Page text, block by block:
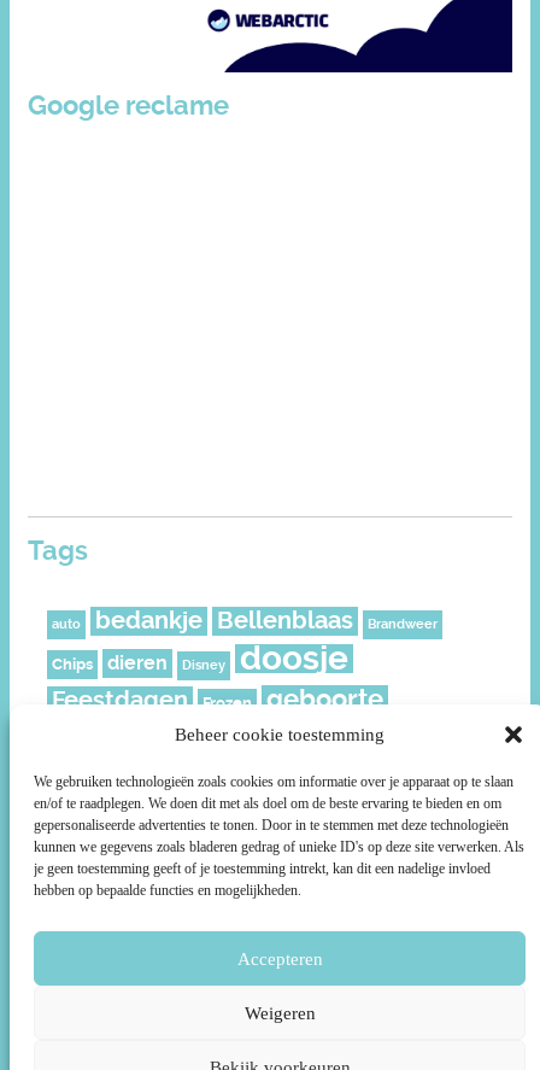
Beheer cookie toestemming
We gebruiken technologieën zoals cookies om informatie over je apparaat op te slaan
en/of te raadplegen. We doen dit met als doel om de beste ervaring te bieden en om
gepersonaliseerde advertenties te tonen. Door in te stemmen met deze technologieën
kunnen we gegevens zoals bladeren gedrag of unieke ID's op deze site verwerken. Als
je geen toestemming geeft of je toestemming intrekt, kan dit een nadelige invloed
hebben op bepaalde functies en mogelijkheden.
Accepteren
Weigeren
Google reclame
Tags
auto bedankje Bellenblaas Brandweer
Chips dieren Disney doosje
Feestdagen Frozen geboorte
geschenkverpakking Juf
knijpfruit leeftijd meisje Mickey Moederdag
muisjes Nederland Piraat politie
Prikkers Prinsessen Ridder roze rozen
ruitjes Schild smiley Social media
Uil unicorn